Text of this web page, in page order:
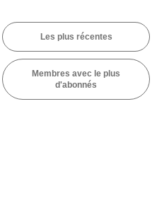
Les plus récentes
Membres avec le plus
d'abonnés